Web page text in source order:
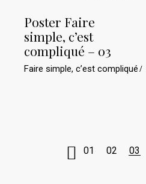
Poster Faire
simple, c’est
compliqué – 03
Faire simple, c’est compliqué
01 02 03